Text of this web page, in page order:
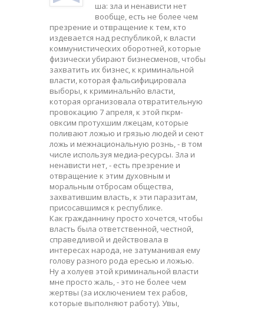
ша: зла и ненависти нет
вообще, есть не более чем
презрение и отвращение к тем, кто
издевается над республикой, к власти
коммунистических оборотней, которые
физически убирают бизнесменов, чтобы
захватить их бизнес, к криминальной
власти, которая фальсифицировала
выборы, к криминальнйо власти,
которая организовала отвратительную
провокацию 7 апреля, к этой пкрм-
овксим протухшим лжецам, которые
поливают ложью и грязью людей и сеют
ложь и межнациональную рознь, - в том
числе используя медиа-ресурсы. Зла и
ненависти нет, - есть презрение и
отвращение к этим духовным и
моральным отбросам общества,
захватившим власть, к эти паразитам,
присосавшимся к республике.
Как гражданнину просто хочется, чтобы
власть была ответственной, честной,
справедливой и действовала в
интересах народа, не затуманивая ему
голову разного рода ересью и ложью.
Ну а холуев этой криминальной власти
мне просто жаль, - это не более чем
жертвы (за исключением тех рабов,
которые выполняют работу). Увы,